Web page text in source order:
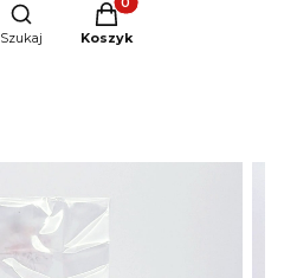
Otwórz wyszukiwarkę
Szukaj
Produkty w koszyku:
Koszyk